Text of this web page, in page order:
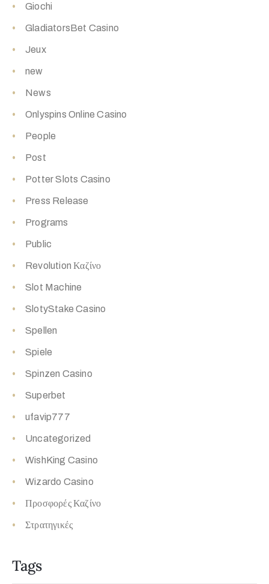
Giochi
GladiatorsBet Casino
Jeux
new
News
Onlyspins Online Casino
People
Post
Potter Slots Casino
Press Release
Programs
Public
Revolution Καζίνο
Slot Machine
SlotyStake Casino
Spellen
Spiele
Spinzen Casino
Superbet
ufavip777
Uncategorized
WishKing Casino
Wizardo Casino
Προσφορές Καζίνο
Στρατηγικές
Tags